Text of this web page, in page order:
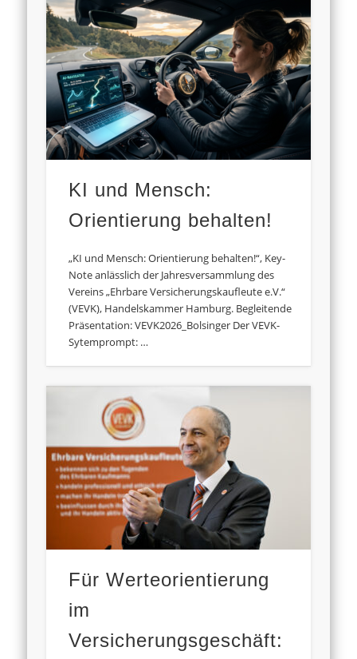
KI und Mensch:
Orientierung behalten!
„KI und Mensch: Orientierung behalten!“, Key-
Note anlässlich der Jahresversammlung des
Vereins „Ehrbare Versicherungskaufleute e.V.“
(VEVK), Handelskammer Hamburg. Begleitende
Präsentation: VEVK2026_Bolsinger Der VEVK-
Sytemprompt: …
Für Werteorientierung
im
Versicherungsgeschäft: